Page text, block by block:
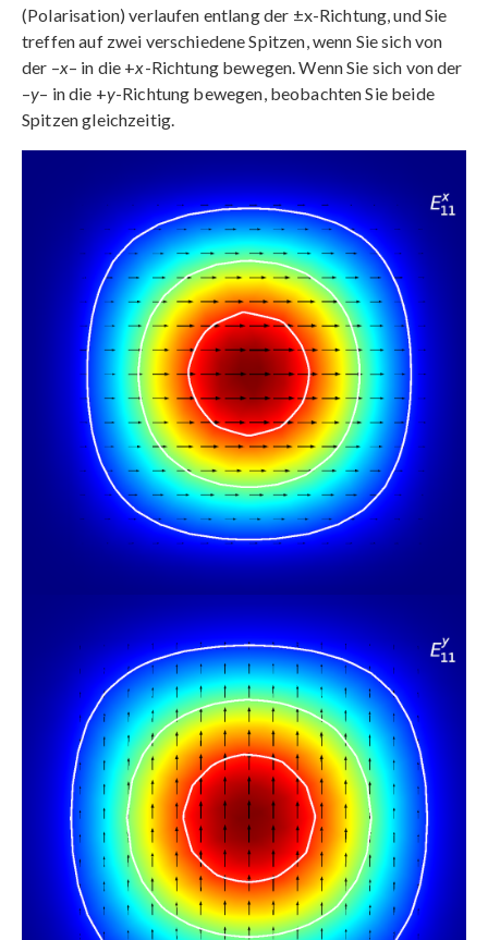
(Polarisation) verlaufen entlang der ±x-Richtung, und Sie
treffen auf zwei verschiedene Spitzen, wenn Sie sich von
der –x– in die +x-Richtung bewegen. Wenn Sie sich von der
–y– in die +y-Richtung bewegen, beobachten Sie beide
Spitzen gleichzeitig.